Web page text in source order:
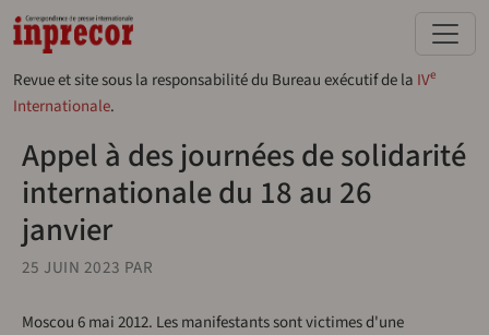
Aller au contenu principal
Revue et site sous la responsabilité du Bureau exécutif de la IVe
Internationale.
Appel à des journées de solidarité
internationale du 18 au 26
janvier
25 JUIN 2023 PAR
Moscou 6 mai 2012. Les manifestants sont victimes d'une